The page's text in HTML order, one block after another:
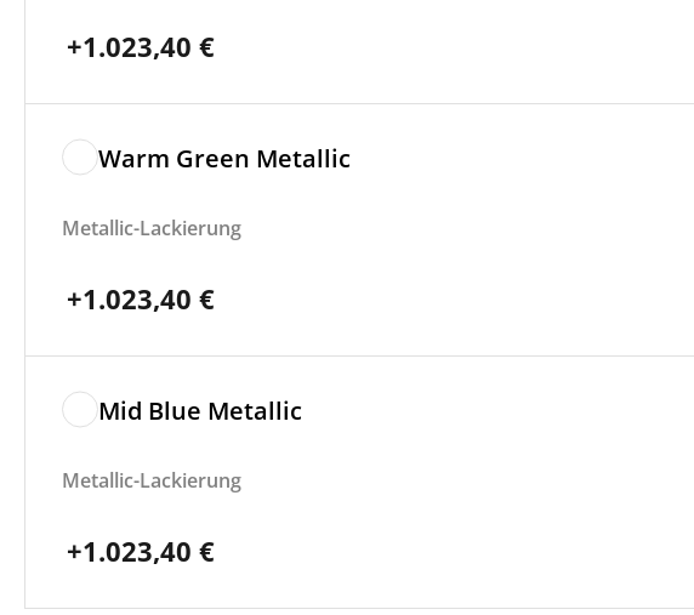
+1.023,40 €
Warm Green Metallic
Metallic-Lackierung
+1.023,40 €
Mid Blue Metallic
Metallic-Lackierung
+1.023,40 €